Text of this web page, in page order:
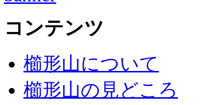
コンテンツ
櫛形山について
櫛形山の見どころ